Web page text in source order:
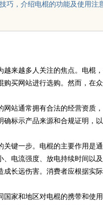
巧，介绍电棍的功能及使用
来越多人关注的焦点。电棍
买网站进行选购。然而，在
站通常拥有合法的经营资质
标示产品来源和合规证明，
键一步。电棍的主要作用是
电流强度、放电持续时间以
长远伤害。消费者应根据实
家和地区对电棍的携带和使